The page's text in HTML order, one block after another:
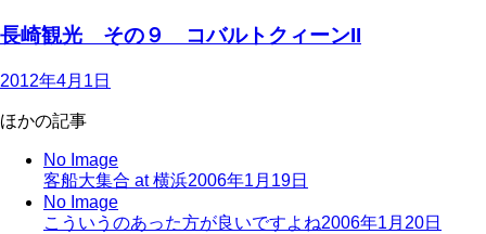
長崎観光 その９ コバルトクィーンII
2012年4月1日
ほかの記事
No Image
客船大集合 at 横浜2006年1月19日
No Image
こういうのあった方が良いですよね2006年1月20日